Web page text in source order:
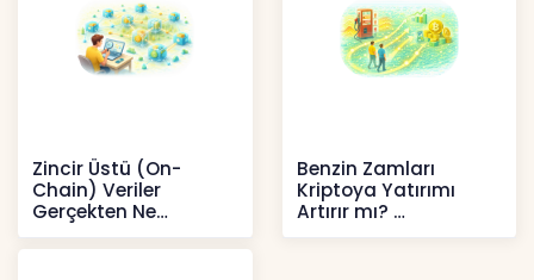
Zincir Üstü (On-
Chain) Veriler
Gerçekten Ne
Anlatır?
Kripto
Benzin Zamları
Kriptoya Yatırımı
Artırır mı?
Kripto